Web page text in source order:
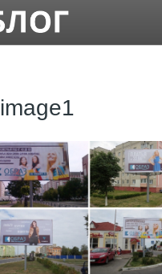
image1